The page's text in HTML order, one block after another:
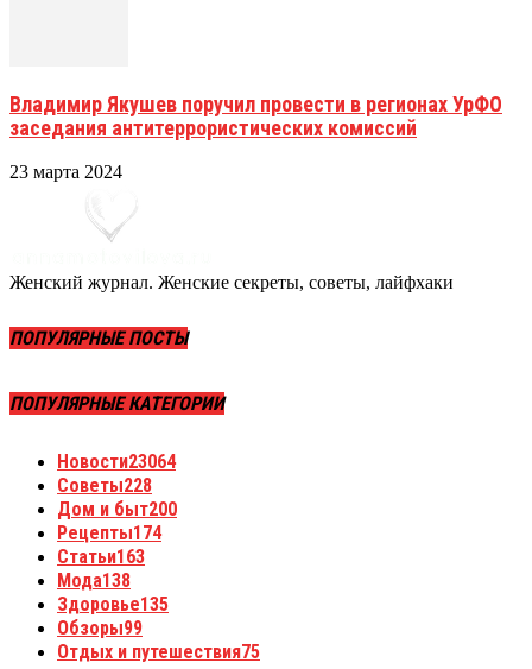
Владимир Якушев поручил провести в регионах УрФО
заседания антитеррористических комиссий
23 марта 2024
Женский журнал. Женские секреты, советы, лайфхаки
ПОПУЛЯРНЫЕ ПОСТЫ
ПОПУЛЯРНЫЕ КАТЕГОРИИ
Новости23064
Советы228
Дом и быт200
Рецепты174
Статьи163
Мода138
Здоровье135
Обзоры99
Отдых и путешествия75